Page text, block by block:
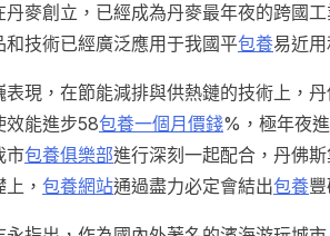
丹麥創立，已經成為丹麥最年夜的跨國
和技術已經廣泛應用于我國平包養易近
表現，在節能減排與供熱鏈的技術上，
效能進步58包養一個月價錢%，極年夜
市包養俱樂部進行深刻一起配合，丹佛
， 包養網站通過盡力必定會結出包養